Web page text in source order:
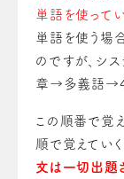
単語を使ってい
単語を使う場
の ですが、シ
章→多義語→4
この順番で覚
順で覚えていく
文は一切出題